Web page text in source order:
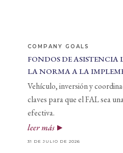
COMPANY GOALS
FONDOS DE ASISTENCIA
LA NORMA A LA
Vehículo, inversión y
claves para que el FAL sea
efectiva.
leer más
31 DE JULIO DE 2026